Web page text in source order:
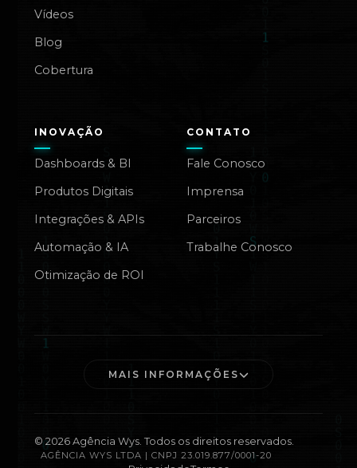
Vídeos
Blog
Cobertura
INOVAÇÃO
Dashboards & BI
Produtos Digitais
Integrações & APIs
Automação & IA
Otimização de ROI
CONTATO
Fale Conosco
Imprensa
Parceiros
Trabalhe Conosco
MAIS INFORMAÇÕES
© 2026Agência Wys. Todos os direitos reservados.
AGÊNCIA WYS LTDA | CNPJ 23.019.877/0001-20